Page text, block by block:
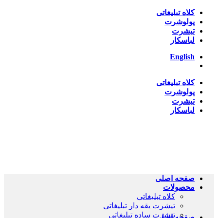
Skip
content
کلاه تبلیغاتی
پولوشرت
تیشرت
لباسکار
English
کلاه تبلیغاتی
پولوشرت
تیشرت
لباسکار
صفحه اصلی
محصولات
کلاه تبلیغاتی
تیشرت یقه دار تبلیغاتی
تیشرت ساده تبلیغاتی